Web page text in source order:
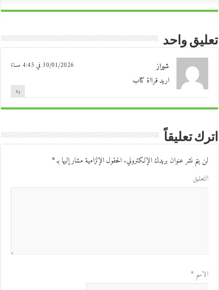
تعليق واحد
شيراز
30/01/2026 في 4:45 مساءً
اريد قرااة كتاب
رد
اترك تعليقاً
لن يتم نشر عنوان بريدك الإلكتروني.الحقول الإلزامية مشار إليها بـ*
التعليق
الاسم*